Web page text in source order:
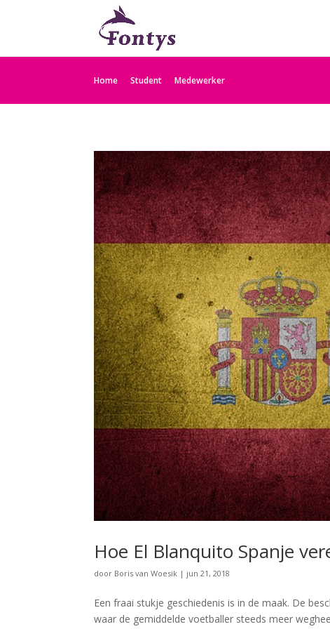
Home Student Medewerker
Hoe El Blanquito Spanje
door Boris van Woesik | jun 21, 2018
Een fraai stukje geschiedenis is in de maak. De
waar de gemiddelde voetballer steeds meer